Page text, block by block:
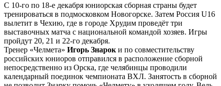
С 10-го по 18-е декабря юниорская сборная страны будет
тренироваться в подмосковком Новогорске. Затем Россия U16
вылетит в Чехию, где в городе Хрудим проведёт три
выставочных матча с национальной командой хозяев. Игры
пройдут 20, 21 и 22-го декабря.
Тренер «Челмета» Игорь Знарок и по совместительству
российских юниоров отправился в расположение сборной
непосредственно из Орска, где челябинцы проводили
календарный поединок чемпионата ВХЛ. Занятость в сборной